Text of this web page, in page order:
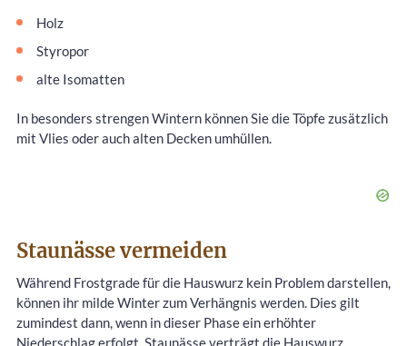
Holz
Styropor
alte Isomatten
In besonders strengen Wintern können Sie die Töpfe zusätzlich
mit Vlies oder auch alten Decken umhüllen.
Staunässe vermeiden
Während Frostgrade für die Hauswurz kein Problem darstellen,
können ihr milde Winter zum Verhängnis werden. Dies gilt
zumindest dann, wenn in dieser Phase ein erhöhter
Niederschlag erfolgt. Staunässe verträgt die Hauswurz